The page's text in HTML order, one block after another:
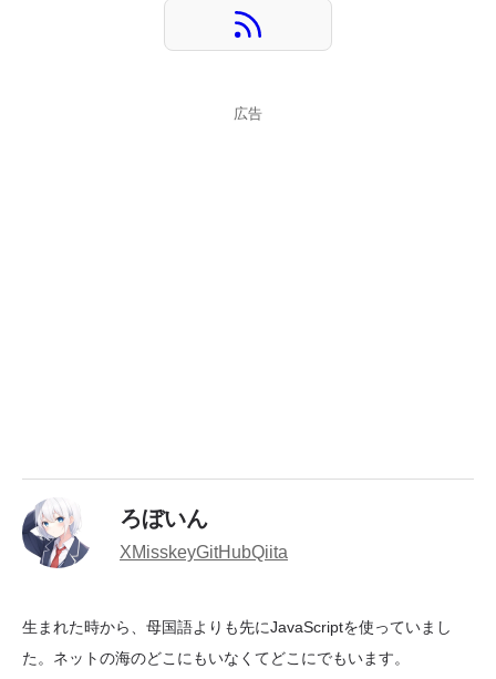
広告
ろぼいん
XMisskeyGitHubQiita
生まれた時から、母国語よりも先にJavaScriptを使っていまし
た。ネットの海のどこにもいなくてどこにでもいます。